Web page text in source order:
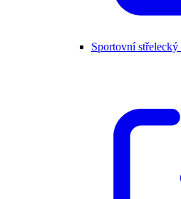
Sportovní